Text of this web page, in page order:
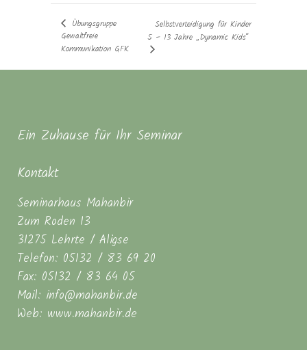
Übungsgruppe
Gewaltfreie
Kommunikation GFK
Selbstverteidigung für Kinder
5 – 13 Jahre „Dynamic Kids“
Ein Zuhause für Ihr Seminar
Kontakt
Seminarhaus Mahanbir
Zum Roden 13
31275 Lehrte / Aligse
Telefon: 05132 / 83 69 20
Fax: 05132 / 83 64 05
Mail: info@mahanbir.de
Web: www.mahanbir.de